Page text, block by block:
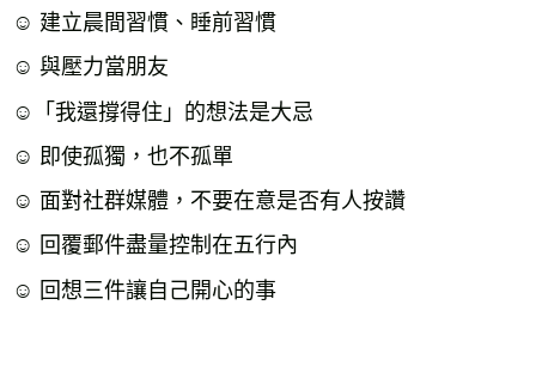
☺ 建立晨間習慣、睡前習慣
☺ 與壓力當朋友
☺「我還撐得住」的想法是大忌
☺ 即使孤獨，也不孤單
☺ 面對社群媒體，不要在意是否有人按讚
☺ 回覆郵件盡量控制在五行內
☺ 回想三件讓自己開心的事